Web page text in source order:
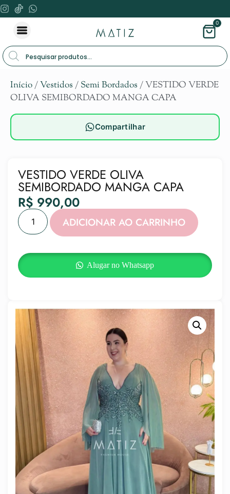
0
Início/Vestidos / Semi Bordados / VESTIDO VERDE
OLIVA SEMIBORDADO MANGA CAPA
Compartilhar
VESTIDO VERDE OLIVA
SEMIBORDADO MANGA CAPA
R$ 990,00
ADICIONAR AO CARRINHO
Alugar no Whatsapp